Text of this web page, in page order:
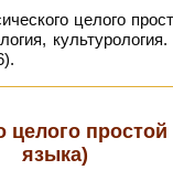
целого
языка)